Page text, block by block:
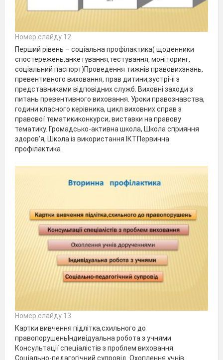
Номер слайду 12
Перший рівень – соціальна профілактика( щоденники
спостережень,анкетування,тестування, моніторинг,
соціальний паспорт)Проведення тижнів правовихзнань,
превентивного виховання, прав дитини,зустрічі з
представниками відповідних служб. Виховні заходи з
питань превентивного виховання. Уроки правознавства,
години класного керівника, цикл виховних справ з
правової тематикиконкурси, виставки на правову
тематику. Громадсько-активна школа, Школа сприяння
здоров’я, Школа із використання ІКТПервинна
профілактика
Номер слайду 13
Картки вивчення підлітка,схильного до
правопорушеньІндивідуальна робота з учнями
Консультації спеціалістів з проблем виховання.
Соціально-педагогічний супровід. Охоплення учнів